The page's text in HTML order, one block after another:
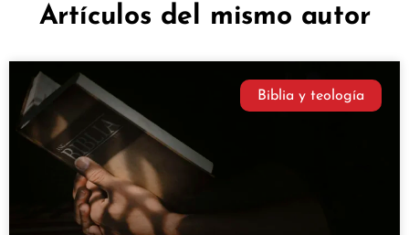
Artículos del mismo autor
Biblia y teología